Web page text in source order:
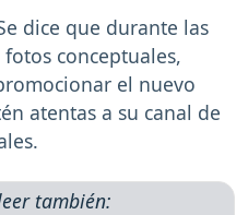
dice que durante las
conceptuales,
el nuevo
atentas a su canal de
también: